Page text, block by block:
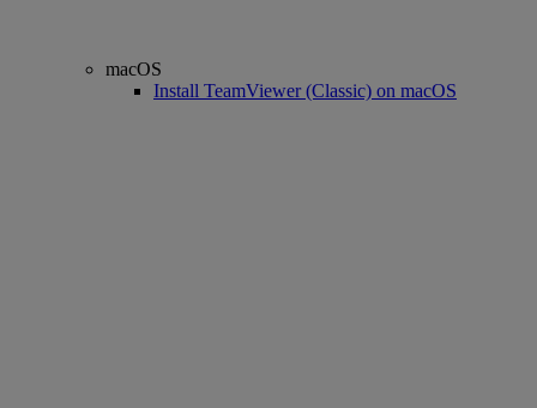
macOS
Install TeamViewer (Classic) on macOS